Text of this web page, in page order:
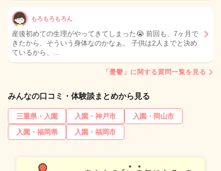
もろもろもろん
産後初めての生理がやってきてしまった😭 前回も、7ヶ月で
きたから、そういう身体なのかなぁ。 子供は2人までと決め
ているから、…
「憂鬱」に関する質問一覧を見る
みんなの口コミ・体験談まとめから見る
三重県・入園 入園・神戸市
入園・岡山市
入園・福岡県
入園・福岡市